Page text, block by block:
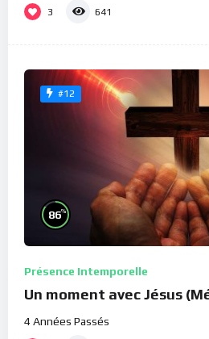
3 641
#12
86%
Présence Intemporelle
Un moment avec Jésus
4 Années Passés